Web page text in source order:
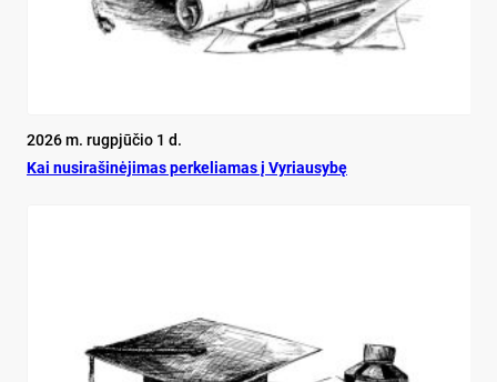
2026 m. rugpjūčio 1 d.
Kai nu­si­ra­ši­nė­ji­mas per­ke­lia­mas į Vy­riau­sy­bę